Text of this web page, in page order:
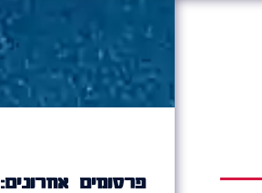
פרסומים אחרונים: